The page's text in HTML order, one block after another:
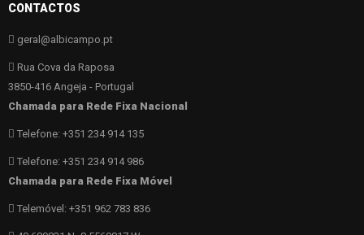
CONTACTOS
geral@albicampo.pt
Rua Cova da Raposa
3850-416 Angeja - Portugal
Chamada para Rede Fixa Nacional
Telefone: +351 234 914 135
Telefone: +351 234 914 986
Chamada para Rede Fixa Móvel
Telemóvel: +351 962 783 836